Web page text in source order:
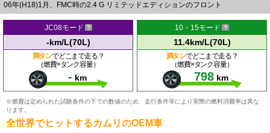
06年(H18)1月、FMC時の2.4 G リミテッドエディションのフロント
JC08モード
-km/L(70L)
満タンでどこまで走る？
（燃費×タンク容量）
- km
10・15モード
11.4km/L(70L)
満タンでどこまで走る？
（燃費×タンク容量）
798 km
※燃費は定められた試験条件の下での数値のため、走行条件等により実際の燃料消費率は異な
ります。
全世界でヒットするカムリのOEM車